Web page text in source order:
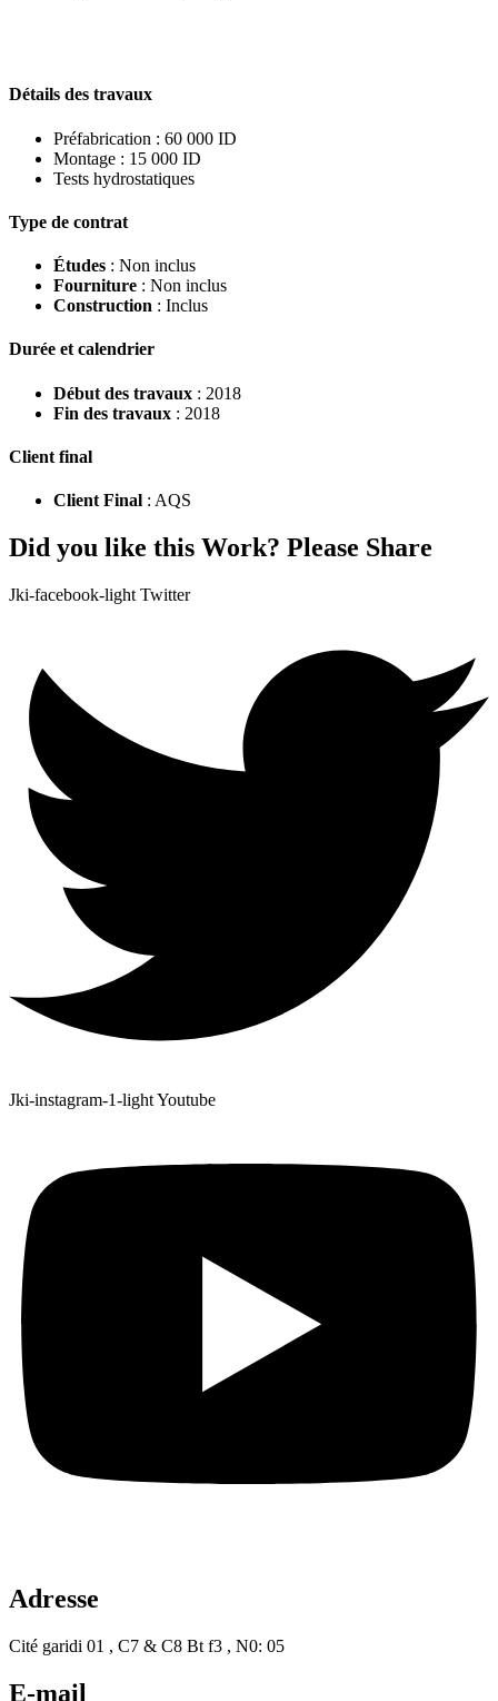
Détails des travaux
Préfabrication : 60 000 ID
Montage : 15 000 ID
Tests hydrostatiques
Type de contrat
Études : Non inclus
Fourniture : Non inclus
Construction : Inclus
Durée et calendrier
Début des travaux : 2018
Fin des travaux : 2018
Client final
Client Final : AQS
Did you like this Work? Please Share
Jki-facebook-light Twitter
Jki-instagram-1-lightYoutube
Adresse
Cité garidi 01 , C7 & C8 Bt f3 , N0: 05
E-mail